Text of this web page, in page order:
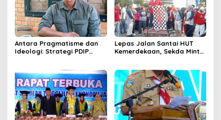
Antara Pragmatisme dan
Ideologi: Strategi PDIP
Lepas Jalan Santai HUT
Kemerdekaan, Sekda Minta